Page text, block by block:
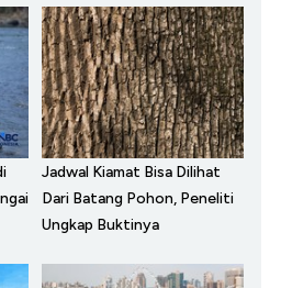
Jadwal Kiamat Bisa Dilihat
Dari Batang Pohon, Peneliti
Ungkap Buktinya